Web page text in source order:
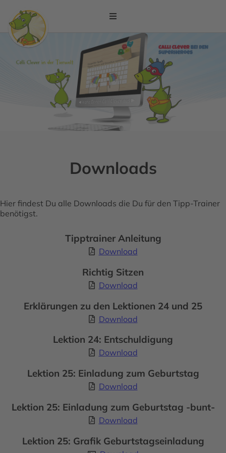
Downloads
Hier findest Du alle Downloads die Du für den Tipp-Trainer
benötigst.
Tipptrainer Anleitung
Download
Richtig Sitzen
Download
Erklärungen zu den Lektionen 24 und 25
Download
Lektion 24: Entschuldigung
Download
Lektion 25: Einladung zum Geburtstag
Download
Lektion 25: Einladung zum Geburtstag -bunt-
Download
Lektion 25: Grafik Geburtstagseinladung